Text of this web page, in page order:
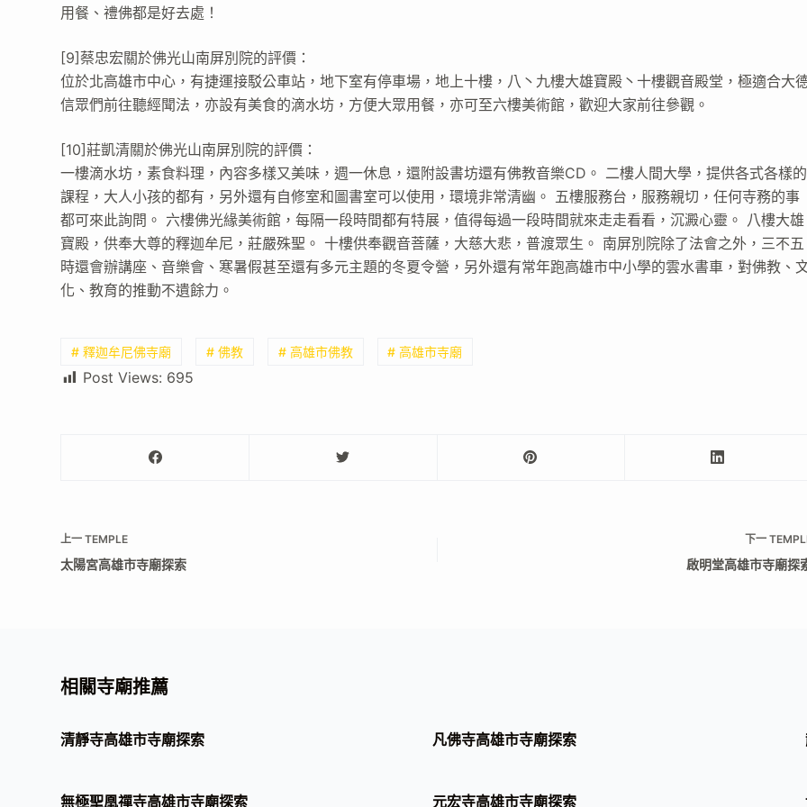
用餐、禮佛都是好去處！
[9]蔡忠宏關於佛光山南屏別院的評價：
位於北高雄市中心，有捷運接駁公車站，地下室有停車場，地上十樓，八丶九樓大雄寶殿丶十樓觀音殿堂，極適合大
信眾們前往聽經聞法，亦設有美食的滴水坊，方便大眾用餐，亦可至六樓美術館，歡迎大家前往參觀。
[10]莊凱清關於佛光山南屏別院的評價：
一樓滴水坊，素食料理，內容多樣又美味，週一休息，還附設書坊還有佛教音樂CD。 二樓人間大學，提供各式各樣的
課程，大人小孩的都有，另外還有自修室和圖書室可以使用，環境非常清幽。 五樓服務台，服務親切，任何寺務的事
都可來此詢問。 六樓佛光緣美術館，每隔一段時間都有特展，值得每過一段時間就來走走看看，沉澱心靈。 八樓大雄
寶殿，供奉大尊的釋迦牟尼，莊嚴殊聖。 十樓供奉觀音菩薩，大慈大悲，普渡眾生。 南屏別院除了法會之外，三不五
時還會辦講座、音樂會、寒暑假甚至還有多元主題的冬夏令營，另外還有常年跑高雄市中小學的雲水書車，對佛教、
化、教育的推動不遺餘力。
# 釋迦牟尼佛寺廟 # 佛教 # 高雄市佛教 # 高雄市寺廟
Post Views: 695
上一TEMPLE
太陽宮高雄市寺廟探索
下一
啟明堂高雄市寺廟探
相關寺廟推薦
清靜寺高雄市寺廟探索 凡佛寺高雄市寺廟探索
無極聖凰禪寺高雄市寺廟探索 元宏寺高雄市寺廟探索